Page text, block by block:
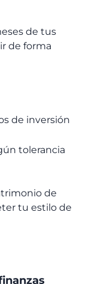
de tus
de forma
de inversión
tolerancia
de
tu estilo de